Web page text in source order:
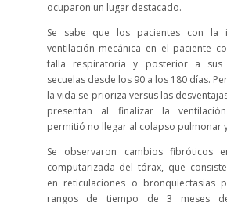
ocuparon un lugar destacado.
Se sabe que los pacientes con la
ventilación mecánica en el paciente
falla respiratoria y posterior a sus
secuelas desde los 90 a los 180 días.
la vida se prioriza versus las
presentan al finalizar la
permitió no llegar al colapso pulmonar
Se observaron cambios fibróticos
computarizada del tórax, que
en reticulaciones o bronquiectasias
rangos de tiempo de 3 meses